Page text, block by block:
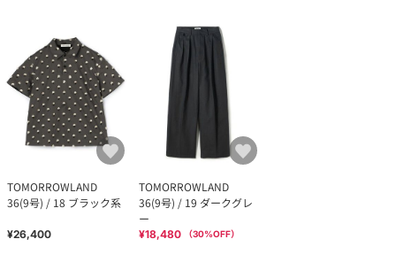
TOMORROWLAND
36(9号) / 18 ブラック系
¥26,400
TOMORROWLAND
36(9号) / 19 ダークグレ
ー
¥18,480 （30%OFF）